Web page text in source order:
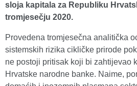
sloja kapitala za Republiku
tromjesečju 2020.
Provedena tromjesečna analitička
sistemskih rizika cikličke prirode
ne postoji pritisak koji bi zahtijevao
Hrvatske narodne banke. Naime,